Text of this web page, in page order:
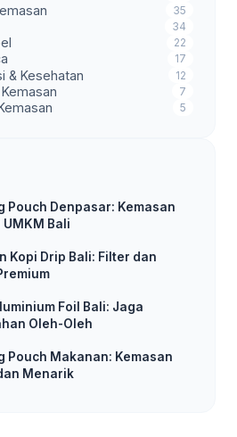
35
34
22
17
& Kesehatan 12
7
5
Pouch Denpasar: Kemasan
Bali
Kopi Drip Bali: Filter dan
Foil Bali: Jaga
Oleh-Oleh
Pouch Makanan: Kemasan
Menarik